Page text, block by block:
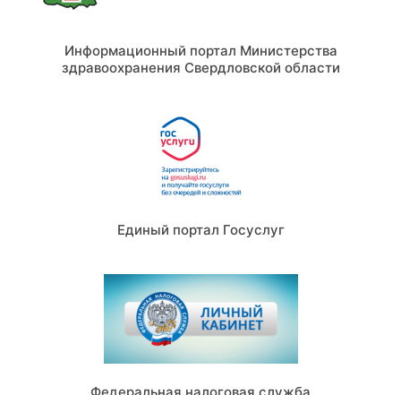
Информационный портал Министерства
здравоохранения Свердловской области
Единый портал Госуслуг